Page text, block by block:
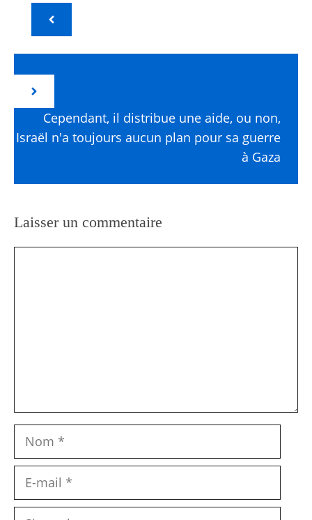
Cependant, il distribue une aide, ou non,
Israël n'a toujours aucun plan pour sa guerre
à Gaza
Laisser un commentaire
Nom
Site